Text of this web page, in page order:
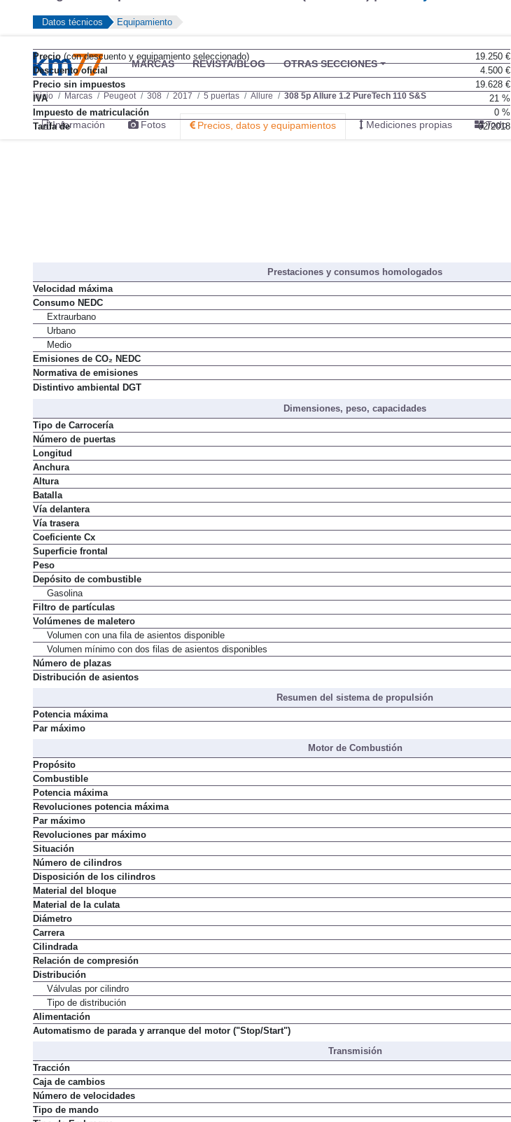
MARCAS REVISTA/BLOG OTRAS SECCIONES
Inicio Marcas Peugeot 308 2017 5 puertas Allure 308 5p Allure 1.2 PureTech 110 S&S
Información Fotos Precios, datos y equipamientos Mediciones propias Todo
Datos técnicos Equipamiento
Precio(con descuento y equipamiento seleccionado)
19.250 €
Descuento oficial
4.500 €
Precio sin impuestos
19.628 €
IVA
21 %
Impuesto de matriculación
0 %
Tarifa de
02/2018
Prestaciones y consumos homologados
Velocidad máxima
Consumo NEDC
Extraurbano
Urbano
Medio
Emisiones de CO₂ NEDC
Normativa de emisiones
Distintivo ambiental DGT
Dimensiones, peso, capacidades
Tipo de Carrocería
Número de puertas
Longitud
Anchura
Altura
Batalla
Vía delantera
Vía trasera
Coeficiente Cx
Superficie frontal
Peso
Depósito de combustible
Gasolina
Filtro de partículas
Volúmenes de maletero
Volumen con una fila de asientos disponible
Volumen mínimo con dos filas de asientos disponibles
Número de plazas
Distribución de asientos
Resumen del sistema de propulsión
Potencia máxima
Par máximo
Motor de Combustión
Propósito
Combustible
Potencia máxima
Revoluciones potencia máxima
Par máximo
Revoluciones par máximo
Situación
Número de cilindros
Disposición de los cilindros
Material del bloque
Material de la culata
Diámetro
Carrera
Cilindrada
Relación de compresión
Distribución
Válvulas por cilindro
Tipo de distribución
Alimentación
Automatismo de parada y arranque del motor ("Stop/Start")
Transmisión
Tracción
Caja de cambios
Número de velocidades
Tipo de mando